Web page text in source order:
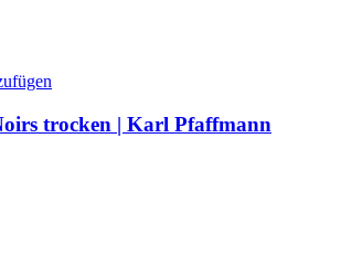
trocken | Karl Pfaffmann